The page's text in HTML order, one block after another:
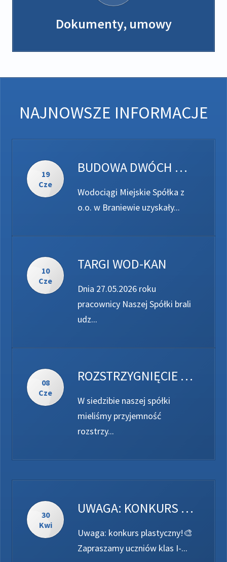
Dokumenty, umowy
NAJNOWSZE INFORMACJE
19
Cze
BUDOWA DWÓCH MIKROINSTALACJI...
Wodociągi Miejskie Spółka z
o.o. w Braniewie uzyskały...
10
Cze
TARGI WOD-KAN
Dnia 27.05.2026 roku
pracownicy Naszej Spółki brali
udz...
08
Cze
ROZSTRZYGNIĘCIE KONKURSU „WODA...
W siedzibie naszej spółki
mieliśmy przyjemność
rozstrzy...
30
Kwi
UWAGA: KONKURS PLASTYCZNY!🎨
Uwaga: konkurs plastyczny!🎨
Zapraszamy uczniów klas I-...